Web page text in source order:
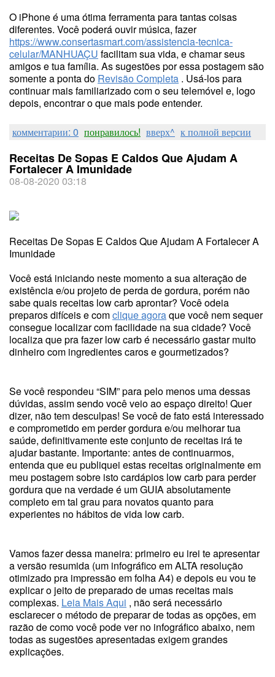
O iPhone é uma ótima ferramenta para tantas coisas
diferentes. Você poderá ouvir música, fazer
https://www.consertasmart.com/assistencia-tecnica-
celular/MANHUAÇU facilitam sua vida, e chamar seus
amigos e tua família. As sugestões por essa postagem são
somente a ponta do Revisão Completa . Usá-los para
continuar mais familiarizado com o seu telemóvel e, logo
depois, encontrar o que mais pode entender.
комментарии: 0 понравилось! вверх^ к полной версии
Receitas De Sopas E Caldos Que Ajudam A
Fortalecer A Imunidade
08-08-2020 03:18
Receitas De Sopas E Caldos Que Ajudam A Fortalecer A
Imunidade
Você está iniciando neste momento a sua alteração de
existência e/ou projeto de perda de gordura, porém não
sabe quais receitas low carb aprontar? Você odeia
preparos difíceis e comclique agoraque você nem sequer
consegue localizar com facilidade na sua cidade? Você
localiza que pra fazer low carb é necessário gastar muito
dinheiro com ingredientes caros e gourmetizados?
Se você respondeu “SIM” para pelo menos uma dessas
dúvidas, assim sendo você veio ao espaço direito! Quer
dizer, não tem desculpas! Se você de fato está interessado
e comprometido em perder gordura e/ou melhorar tua
saúde, definitivamente este conjunto de receitas irá te
ajudar bastante. Importante: antes de continuarmos,
entenda que eu publiquei estas receitas originalmente em
meu postagem sobre isto cardápios low carb para perder
gordura que na verdade é um GUIA absolutamente
completo em tal grau para novatos quanto para
experientes no hábitos de vida low carb.
Vamos fazer dessa maneira: primeiro eu irei te apresentar
a versão resumida (um infográfico em ALTA resolução
otimizado pra impressão em folha A4) e depois eu vou te
explicar o jeito de preparado de umas receitas mais
complexas. Leia Mais Aqui , não será necessário
esclarecer o método de preparar de todas as opções, em
razão de como você pode ver no infográfico abaixo, nem
todas as sugestões apresentadas exigem grandes
explicações.